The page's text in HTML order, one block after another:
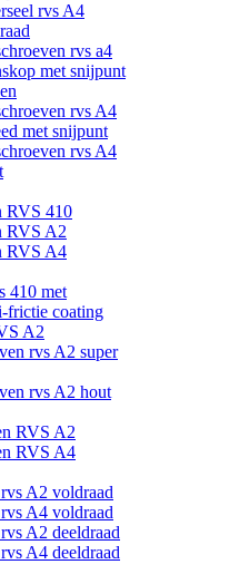
rvs A4
rvs a4
met snijpunt
rvs A4
met snijpunt
rvs A4
RVS 410
RVS A2
RVS A4
410 met
frictie coating
A2
rvs A2 super
rvs A2 hout
RVS A2
RVS A4
A2 voldraad
A4 voldraad
A2 deeldraad
A4 deeldraad